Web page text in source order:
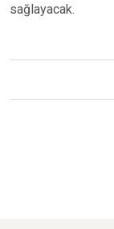
sağlayacak.